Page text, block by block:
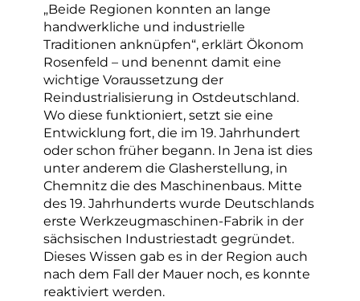
„Beide Regionen konnten an lange
handwerkliche und industrielle
Traditionen anknüpfen“, erklärt Ökonom
Rosenfeld – und benennt damit eine
wichtige Voraussetzung der
Reindustrialisierung in Ostdeutschland.
Wo diese funktioniert, setzt sie eine
Entwicklung fort, die im 19. Jahrhundert
oder schon früher begann. In Jena ist dies
unter anderem die Glasherstellung, in
Chemnitz die des Maschinenbaus. Mitte
des 19. Jahrhunderts wurde Deutschlands
erste Werkzeugmaschinen-Fabrik in der
sächsischen Industriestadt gegründet.
Dieses Wissen gab es in der Region auch
nach dem Fall der Mauer noch, es konnte
reaktiviert werden.